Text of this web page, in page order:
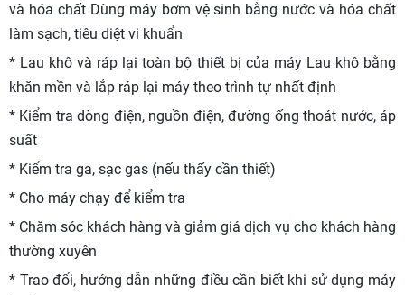
và hóa chất Dùng máy bơm vệ sinh bằng nước và hóa chất
làm sạch, tiêu diệt vi khuẩn
* Lau khô và ráp lại toàn bộ thiết bị của máy Lau khô bằng
khăn mền và lắp ráp lại máy theo trình tự nhất định
* Kiểm tra dòng điện, nguồn điện, đường ống thoát nước, áp
suất
* Kiểm tra ga, sạc gas (nếu thấy cần thiết)
* Cho máy chạy để kiểm tra
* Chăm sóc khách hàng và giảm giá dịch vụ cho khách hàng
thường xuyên
* Trao đổi, hướng dẫn những điều cần biết khi sử dụng máy